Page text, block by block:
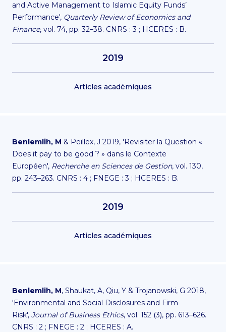
and Active Management to Islamic Equity Funds’
Performance', Quarterly Review of Economics and
Finance, vol. 74, pp. 32–38. CNRS : 3 ; HCERES : B.
2019
Articles académiques
Benlemlih, M & Peillex, J 2019, 'Revisiter la Question «
Does it pay to be good ? » dans le Contexte
Européen', Recherche en Sciences de Gestion, vol. 130,
pp. 243–263. CNRS : 4 ; FNEGE : 3 ; HCERES : B.
2019
Articles académiques
Benlemlih, M, Shaukat, A, Qiu, Y & Trojanowski, G 2018,
'Environmental and Social Disclosures and Firm
Risk', Journal of Business Ethics, vol. 152 (3), pp. 613–626.
CNRS : 2 ; FNEGE : 2 ; HCERES : A.